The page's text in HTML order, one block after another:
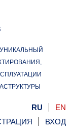
RU
EN
ВХОД